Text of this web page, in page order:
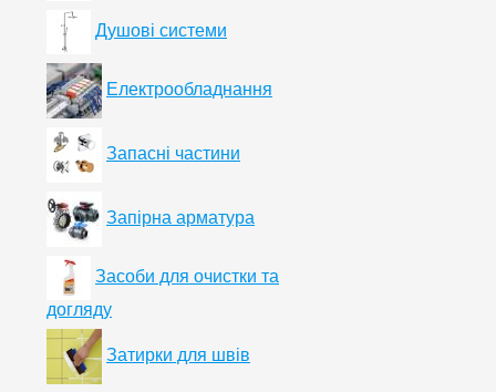
Душові системи
Електрообладнання
Запасні частини
Запірна арматура
Засоби для очистки та
догляду
Затирки для швів